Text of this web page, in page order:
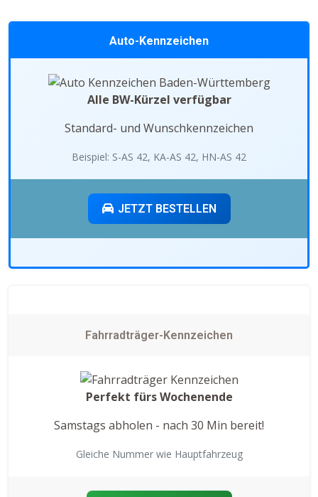
Auto-Kennzeichen
Alle BW-Kürzel verfügbar
Standard- und Wunschkennzeichen
Beispiel: S-AS 42, KA-AS 42, HN-AS 42
JETZT BESTELLEN
Fahrradträger-Kennzeichen
Perfekt fürs Wochenende
Samstags abholen - nach 30 Min bereit!
Gleiche Nummer wie Hauptfahrzeug